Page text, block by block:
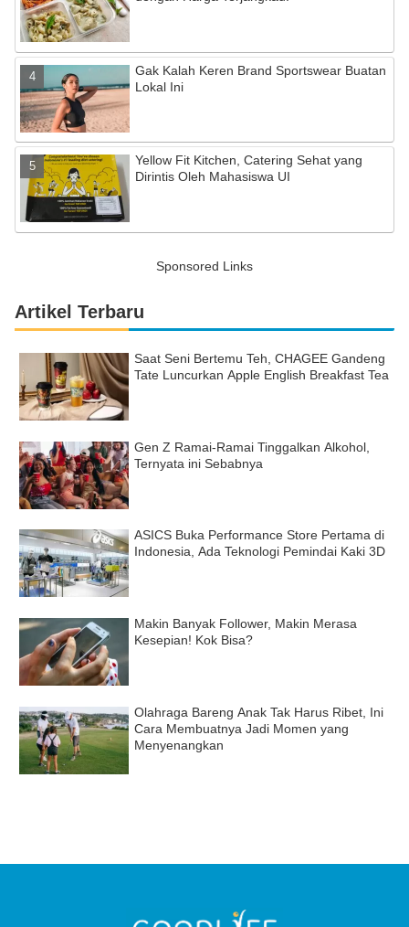
Gak Kalah Keren Brand Sportswear Buatan
Lokal Ini
Yellow Fit Kitchen, Catering Sehat yang
Dirintis Oleh Mahasiswa UI
Sponsored Links
Artikel Terbaru
Saat Seni Bertemu Teh, CHAGEE Gandeng
Tate Luncurkan Apple English Breakfast Tea
Gen Z Ramai-Ramai Tinggalkan Alkohol,
Ternyata ini Sebabnya
ASICS Buka Performance Store Pertama di
Indonesia, Ada Teknologi Pemindai Kaki 3D
Makin Banyak Follower, Makin Merasa
Kesepian! Kok Bisa?
Olahraga Bareng Anak Tak Harus Ribet, Ini
Cara Membuatnya Jadi Momen yang
Menyenangkan